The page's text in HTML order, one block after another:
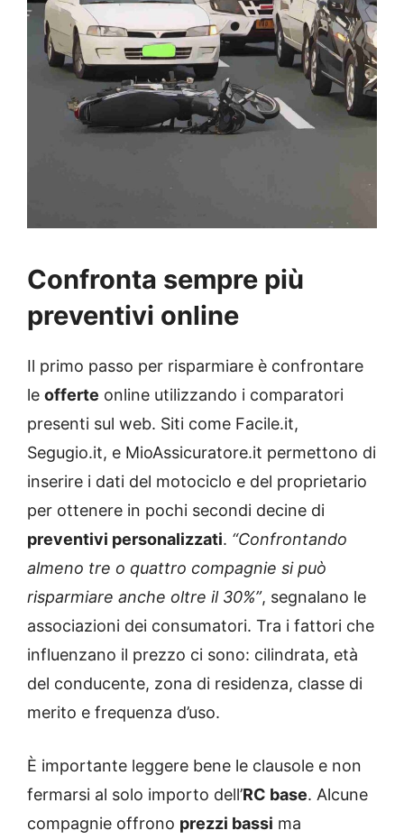
Confronta sempre più
preventivi online
Il primo passo per risparmiare è confrontare
le offerte online utilizzando i comparatori
presenti sul web. Siti come Facile.it,
Segugio.it, e MioAssicuratore.it permettono di
inserire i dati del motociclo e del proprietario
per ottenere in pochi secondi decine di
preventivi personalizzati. “Confrontando
almeno tre o quattro compagnie si può
risparmiare anche oltre il 30%”, segnalano le
associazioni dei consumatori. Tra i fattori che
influenzano il prezzo ci sono: cilindrata, età
del conducente, zona di residenza, classe di
merito e frequenza d’uso.
È importante leggere bene le clausole e non
fermarsi al solo importo dell’RC base. Alcune
compagnie offrono prezzi bassi ma